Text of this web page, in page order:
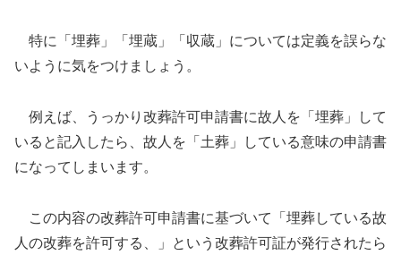
特に「埋葬」「埋蔵」「収蔵」については定義を誤らな
いように気をつけましょう。
例えば、うっかり改葬許可申請書に故人を「埋葬」して
いると記入したら、故人を「土葬」している意味の申請書
になってしまいます。
この内容の改葬許可申請書に基づいて「埋葬している故
人の改葬を許可する、」という改葬許可証が発行されたら